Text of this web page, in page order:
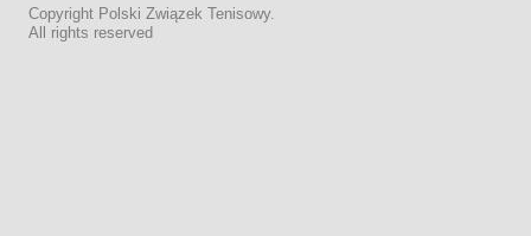
Copyright Polski Związek Tenisowy.
All rights reserved